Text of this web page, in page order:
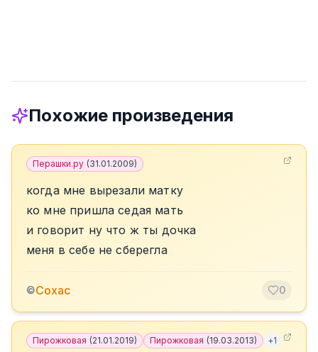
Похожие произведения
Перашки.ру (31.01.2009)
когда мне вырезали матку
ко мне пришла седая мать
и говорит ну что ж ты дочка
меня в себе не сберегла
©Сохас 0
Пирожковая (21.01.2019) Пирожковая (19.03.2013) +1